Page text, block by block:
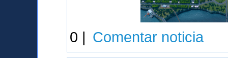
0 | Comentar noticia